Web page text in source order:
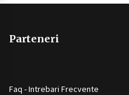
Parteneri
Faq - Intrebari Frecvente